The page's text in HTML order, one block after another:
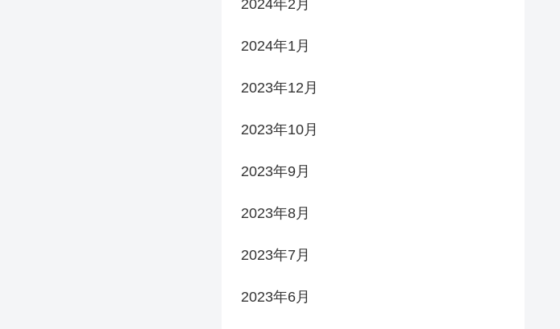
2024年2月
2024年1月
2023年12月
2023年10月
2023年9月
2023年8月
2023年7月
2023年6月